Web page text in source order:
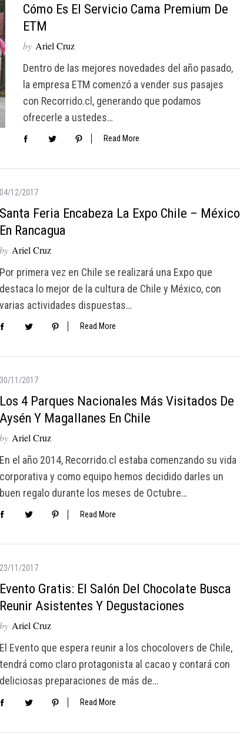
Cómo Es El Servicio Cama Premium De
ETM
by Ariel Cruz
Dentro de las mejores novedades del año pasado,
la empresa ETM comenzó a vender sus pasajes
con Recorrido.cl, generando que podamos
ofrecerle a ustedes…
Read More
04/12/2017
Santa Feria Encabeza La Expo Chile – México
En Rancagua
by Ariel Cruz
Por primera vez en Chile se realizará una Expo que
destaca lo mejor de la cultura de Chile y México, con
varias actividades dispuestas…
Read More
30/11/2017
Los 4 Parques Nacionales Más Visitados De
Aysén Y Magallanes En Chile
by Ariel Cruz
En el año 2014, Recorrido.cl estaba comenzando su vida
corporativa y como equipo hemos decidido darles un
buen regalo durante los meses de Octubre…
Read More
23/11/2017
Evento Gratis: El Salón Del Chocolate Busca
Reunir Asistentes Y Degustaciones
by Ariel Cruz
El Evento que espera reunir a los chocolovers de Chile,
tendrá como claro protagonista al cacao y contará con
deliciosas preparaciones de más de…
Read More